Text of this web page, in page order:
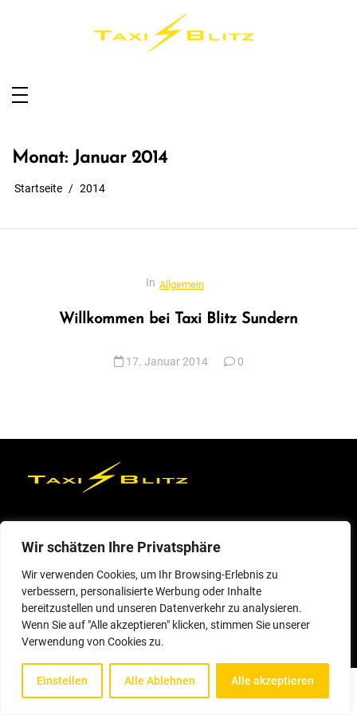
Wir schätzen Ihre Privatsphäre
Wir verwenden Cookies, um Ihr Browsing-Erlebnis zu
verbessern, personalisierte Werbung oder Inhalte
bereitzustellen und unseren Datenverkehr zu analysieren.
Wenn Sie auf "Alle akzeptieren" klicken, stimmen Sie unserer
Verwendung von Cookies zu.
Einstellen Alle Ablehnen Alle akzeptieren
Taxi Blitz Sundern
Monat: Januar 2014
Startseite 2014
In Allgemein
Willkommen bei Taxi Blitz Sundern
17. Januar 2014 0
Kontakt
Taxi Blitz Sundern
Erfthagen 1
59846 Sundern
02933 - 2111